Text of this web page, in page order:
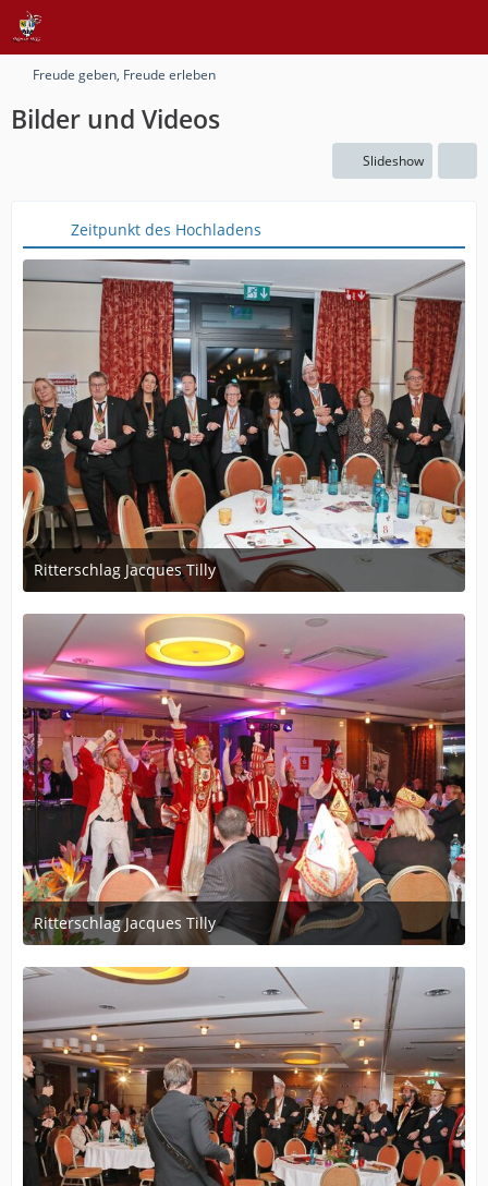
Freude geben, Freude erleben
Bilder und Videos
Slideshow
Zeitpunkt des Hochladens
Ritterschlag Jacques Tilly
12. Dezember 2023 um 19:56
Ritterschlag Jacques Tilly
12. Dezember 2023 um 19:56